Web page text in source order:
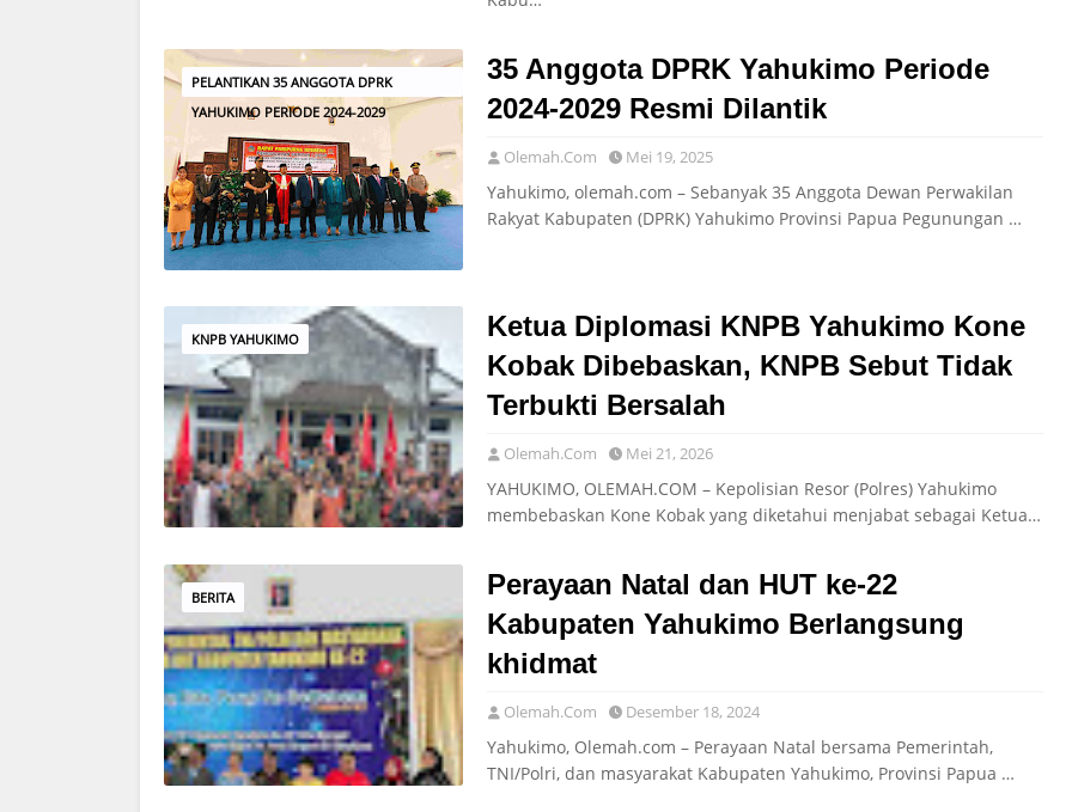
PELANTIKAN 35 ANGGOTA DPRK
YAHUKIMO PERIODE 2024-2029
35 Anggota DPRK Yahukimo Periode
2024-2029 Resmi Dilantik
Olemah.Com Mei 19, 2025
Yahukimo, olemah.com – Sebanyak 35 Anggota Dewan Perwakilan
Rakyat Kabupaten (DPRK) Yahukimo Provinsi Papua Pegunungan …
KNPB YAHUKIMO
Ketua Diplomasi KNPB Yahukimo Kone
Kobak Dibebaskan, KNPB Sebut Tidak
Terbukti Bersalah
Olemah.Com Mei 21, 2026
YAHUKIMO, OLEMAH.COM – Kepolisian Resor (Polres) Yahukimo
membebaskan Kone Kobak yang diketahui menjabat sebagai Ketua…
BERITA
Perayaan Natal dan HUT ke-22
Kabupaten Yahukimo Berlangsung
khidmat
Olemah.Com Desember 18, 2024
Yahukimo, Olemah.com – Perayaan Natal bersama Pemerintah,
TNI/Polri, dan masyarakat Kabupaten Yahukimo, Provinsi Papua …